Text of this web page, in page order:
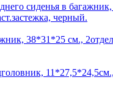
сиденья в
черный.
38*31*25 см.,